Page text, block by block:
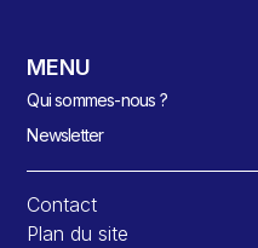
MENU
Qui sommes-nous ?
Newsletter
Contact
Plan du site